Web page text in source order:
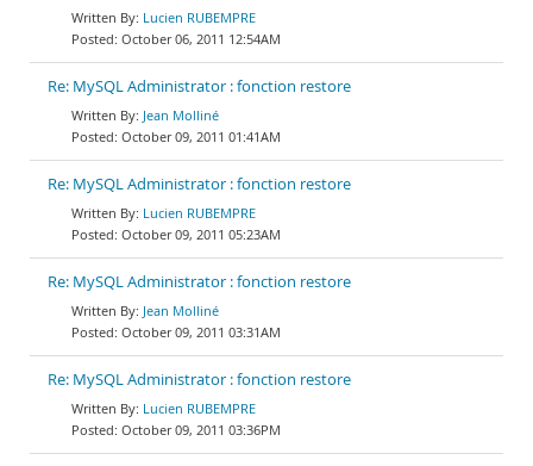
Lucien RUBEMPRE
October 06, 2011 12:54AM
Re: MySQL Administrator : fonction restore
Jean Molliné
October 09, 2011 01:41AM
Re: MySQL Administrator : fonction restore
Lucien RUBEMPRE
October 09, 2011 05:23AM
Re: MySQL Administrator : fonction restore
Jean Molliné
October 09, 2011 03:31AM
Re: MySQL Administrator : fonction restore
Lucien RUBEMPRE
October 09, 2011 03:36PM